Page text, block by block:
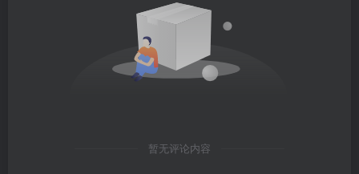
暂无评论内容